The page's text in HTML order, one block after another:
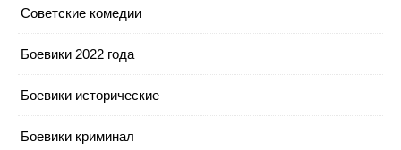
Cоветские комедии
Боевики 2022 года
Боевики исторические
Боевики криминал